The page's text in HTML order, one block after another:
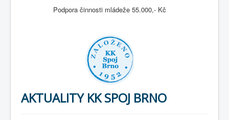
Podpora činnosti mládeže 55.000,- Kč
AKTUALITY KK SPOJ BRNO